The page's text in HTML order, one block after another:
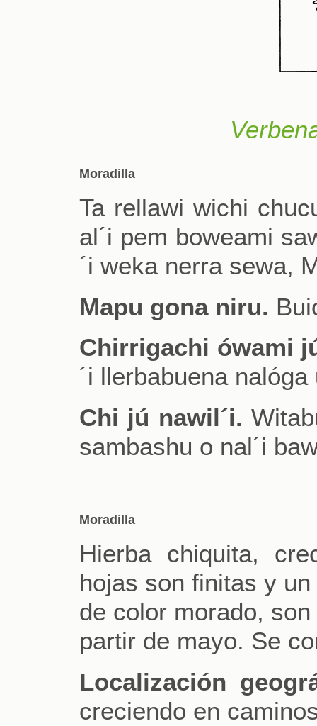
Moradilla
Ta rellawi wichi
al´i pem boweami
´i weka nerra sewa,
Mapu gona niru.
Chirrigachi ówami
´i llerbabuena
Chi jú nawil´i.
sambashu o nal´i
Moradilla
Hierba chiquita,
hojas son finitas y
de color morado,
partir de mayo. Se
Localización
creciendo en